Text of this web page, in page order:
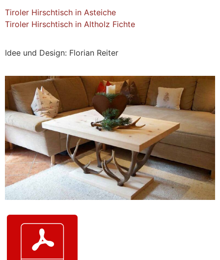
Tiroler Hirschtisch in Asteiche
Tiroler Hirschtisch in Altholz Fichte
Idee und Design: Florian Reiter